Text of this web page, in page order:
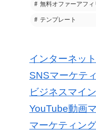
無料オファーアフィ
テンプレート
インターネッ
SNSマーケテ
ビジネスマイ
YouTube動画
マーケティン